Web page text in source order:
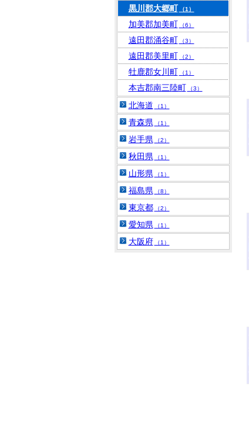
黒川郡大郷町 （1）
加美郡加美町 （6）
遠田郡涌谷町 （3）
遠田郡美里町 （2）
牡鹿郡女川町 （1）
本吉郡南三陸町 （3）
北海道 （1）
青森県 （1）
岩手県 （2）
秋田県 （1）
山形県 （1）
福島県 （8）
東京都 （2）
愛知県 （1）
大阪府 （1）